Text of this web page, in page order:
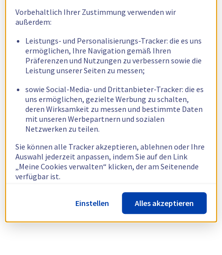
Vorbehaltlich Ihrer Zustimmung verwenden wir
außerdem:
Leistungs- und Personalisierungs-Tracker: die es uns
ermöglichen, Ihre Navigation gemäß Ihren
Präferenzen und Nutzungen zu verbessern sowie die
Leistung unserer Seiten zu messen;
sowie Social-Media- und Drittanbieter-Tracker: die es
uns ermöglichen, gezielte Werbung zu schalten,
deren Wirksamkeit zu messen und bestimmte Daten
mit unseren Werbepartnern und sozialen
Netzwerken zu teilen.
Sie können alle Tracker akzeptieren, ablehnen oder Ihre
Auswahl jederzeit anpassen, indem Sie auf den Link
„Meine Cookies verwalten“ klicken, der am Seitenende
verfügbar ist.
Weitere Informationen finden Sie in unsererRichtlinie
zur Verwendung von Cookies.
Einstellen Alles akzeptieren